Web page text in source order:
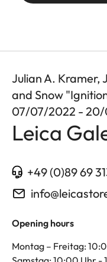
Julian A. Kramer,
and Snow
07/07/2022 -
Leica
+49 (0)89 69
Opening hours
Montag – Freitag: